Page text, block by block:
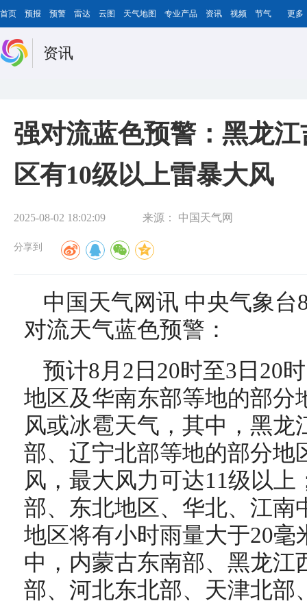
首页 预报 预警 雷达 云图 天气地图 专业产品 资讯 视频 节气 更多
资讯
强对流蓝色预警：黑龙
区有10级以上雷暴大风
2025-08-02 18:02:09 来源： 中国天气网
分享到
中国天气网讯 中央气象台
对流天气蓝色预警：
预计8月2日20时至3日20
地区及华南东部等地的部分
风或冰雹天气，其中，黑龙
部、辽宁北部等地的部分地
风，最大风力可达11级以
部、东北地区、华北、江南
地区将有小时雨量大于20
中，内蒙古东南部、黑龙江
部、河北东北部、天津北部